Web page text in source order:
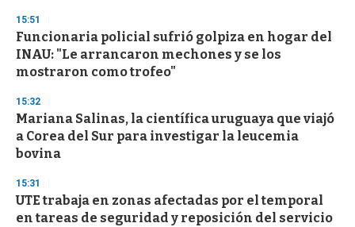
d
s
15:51
Funcionaria policial sufrió golpiza en hogar del
INAU: "Le arrancaron mechones y se los
mostraron como trofeo"
15:32
Mariana Salinas, la científica uruguaya que viajó
a Corea del Sur para investigar la leucemia
bovina
15:31
UTE trabaja en zonas afectadas por el temporal
en tareas de seguridad y reposición del servicio